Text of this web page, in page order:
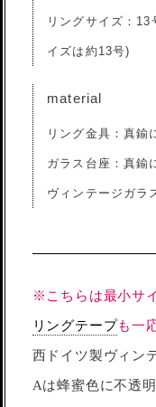
リングサイズ：
イズは約13号)
material
リング金具：真鍮
ガラス台座：真鍮
ヴィンテージガラ
※こちらは最小サ
リングテープも一
西ドイツ製ヴィン
Aは蜂蜜色に不透